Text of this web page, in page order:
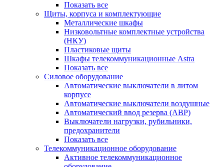
Показать все
Щиты, корпуса и комплектующие
Металлические шкафы
Низковольтные комплектные устройства
(НКУ)
Пластиковые щиты
Шкафы телекоммуникационные Astra
Показать все
Силовое оборудование
Автоматические выключатели в литом
корпусе
Автоматические выключатели воздушные
Автоматический ввод резерва (АВР)
Выключатели нагрузки, рубильники,
предохранители
Показать все
Телекоммуникационное оборудование
Активное телекоммуникационное